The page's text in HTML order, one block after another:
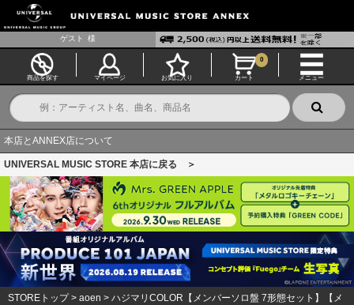
ゲスト 様
商品を探す マイページ お気に入り カート
0
メニュー
本店とANNEX店について
UNIVERSAL MUSIC STORE 本店に戻る ＞
STOREトップ> aoen > ハジマリCOLOR【メンバーソロ盤 7形態セット】【メ